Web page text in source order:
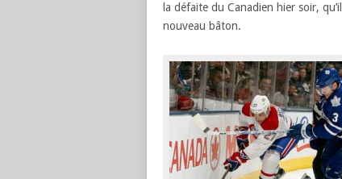
la défaite du Canadien hier soir,
nouveau bâton.